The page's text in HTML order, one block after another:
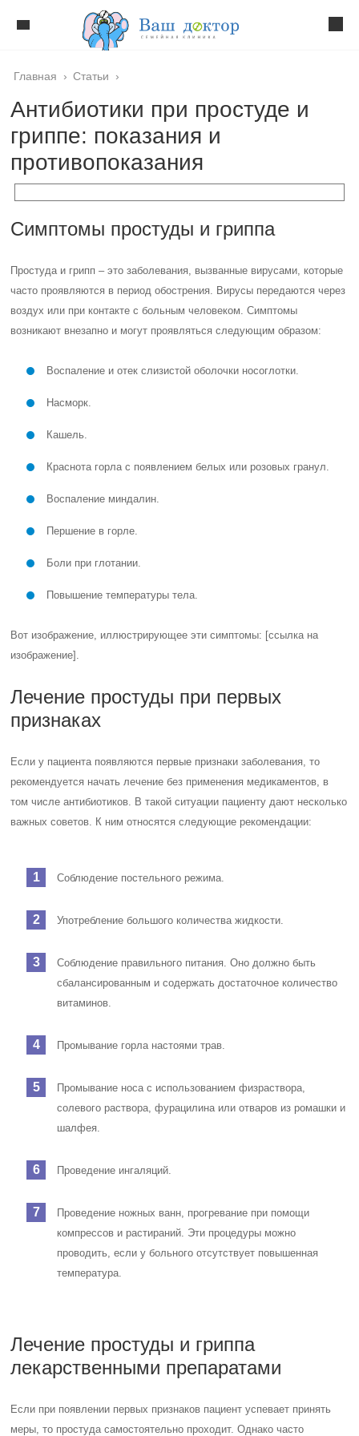
Главная › Статьи ›
Антибиотики при простуде и
гриппе: показания и
противопоказания
Симптомы простуды и гриппа
Простуда и грипп – это заболевания, вызванные вирусами, которые
часто проявляются в период обострения. Вирусы передаются через
воздух или при контакте с больным человеком. Симптомы
возникают внезапно и могут проявляться следующим образом:
Воспаление и отек слизистой оболочки носоглотки.
Насморк.
Кашель.
Краснота горла с появлением белых или розовых гранул.
Воспаление миндалин.
Першение в горле.
Боли при глотании.
Повышение температуры тела.
Вот изображение, иллюстрирующее эти симптомы: [ссылка на
изображение].
Лечение простуды при первых
признаках
Если у пациента появляются первые признаки заболевания, то
рекомендуется начать лечение без применения медикаментов, в
том числе антибиотиков. В такой ситуации пациенту дают несколько
важных советов. К ним относятся следующие рекомендации:
Соблюдение постельного режима.
Употребление большого количества жидкости.
Соблюдение правильного питания. Оно должно быть
сбалансированным и содержать достаточное количество
витаминов.
Промывание горла настоями трав.
Промывание носа с использованием физраствора,
солевого раствора, фурацилина или отваров из ромашки и
шалфея.
Проведение ингаляций.
Проведение ножных ванн, прогревание при помощи
компрессов и растираний. Эти процедуры можно
проводить, если у больного отсутствует повышенная
температура.
Лечение простуды и гриппа
лекарственными препаратами
Если при появлении первых признаков пациент успевает принять
меры, то простуда самостоятельно проходит. Однако часто